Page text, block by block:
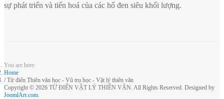
sự phát triển và tiến hoá của các hố đen siêu khối lượng.
You are here:
Home
Từ điển Thiên văn học - Vũ trụ học - Vật lý thiên văn
Copyright © 2026 TỪ ĐIỂN VẬT LÝ THIÊN VĂN. All Rights Reserved. Designed by
JoomlArt.com